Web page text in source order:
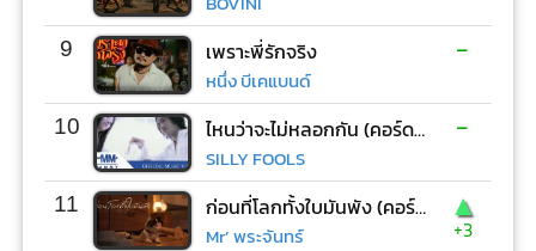
9 เพราะพี่รักจริง
หนึ่ง บีเคแบนด์
-
10 ไหนว่าจะไม่หลอกกัน (คอร์ด ง่ายๆ)
SILLY FOOLS
-
11 ก่อนที่โลกทั้งใบมันพัง (คอร์ด ง่ายๆ)
Mr’ พระจันทร์
▲
+3